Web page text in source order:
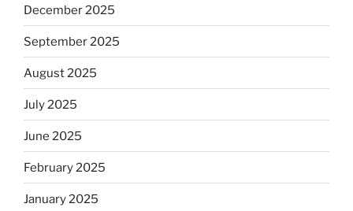
December 2025
September 2025
August 2025
July 2025
June 2025
February 2025
January 2025